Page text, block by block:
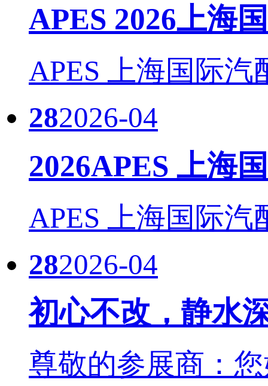
APES 2026上海
APES 上海国际
282026-04
2026APES 上海
APES 上海国际
282026-04
初心不改，静水
尊敬的参展商：